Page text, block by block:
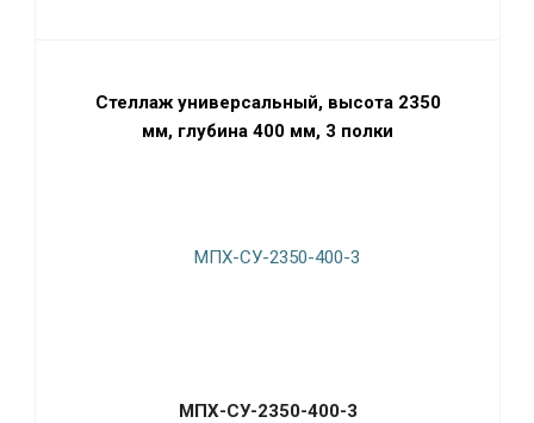
Стеллаж универсальный, высота 2350
мм, глубина 400 мм, 3 полки
МПХ-СУ-2350-400-3